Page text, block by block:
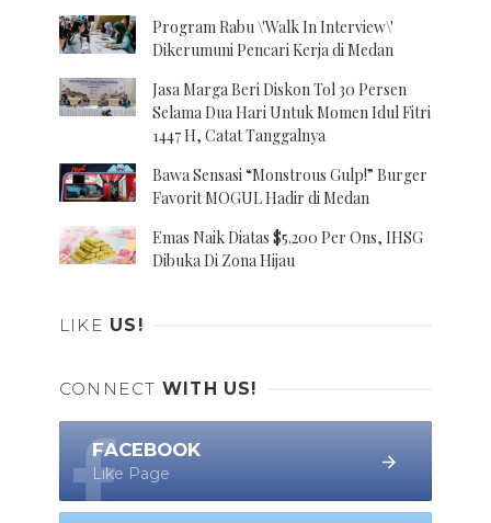
Program Rabu \'Walk In Interview\'
Dikerumuni Pencari Kerja di Medan
Jasa Marga Beri Diskon Tol 30 Persen
Selama Dua Hari Untuk Momen Idul Fitri
1447 H, Catat Tanggalnya
Bawa Sensasi “Monstrous Gulp!” Burger
Favorit MOGUL Hadir di Medan
Emas Naik Diatas $5.200 Per Ons, IHSG
Dibuka Di Zona Hijau
LIKE US!
CONNECT WITH US!
FACEBOOK
Like Page